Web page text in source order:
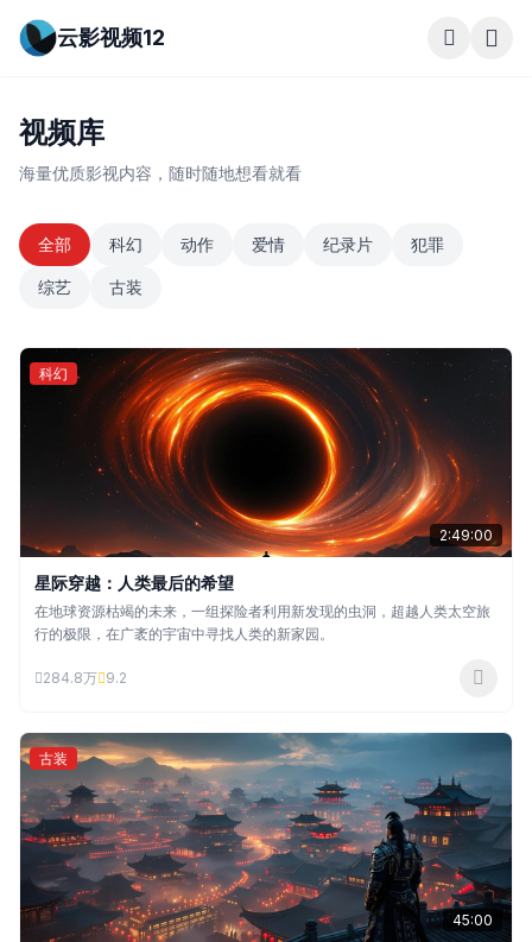
云影视频12
视频库
海量优质影视内容，随时随地想看就看
全部 科幻 动作 爱情 纪录片 犯罪
综艺 古装
科幻
2:49:00
星际穿越：人类最后的希望
在地球资源枯竭的未来，一组探险者利用新发现的虫洞，超越人类太空旅
行的极限，在广袤的宇宙中寻找人类的新家园。
284.8万 9.2
古装
45:00